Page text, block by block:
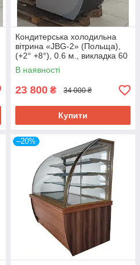
Кондитерська холодильна
вітрина «JBG-2» (Польща),
(+2° +8°), 0.6 м., викладка 60
см., Б/у
В наявності
23 800 ₴ 34 000 ₴
Купити
–20%